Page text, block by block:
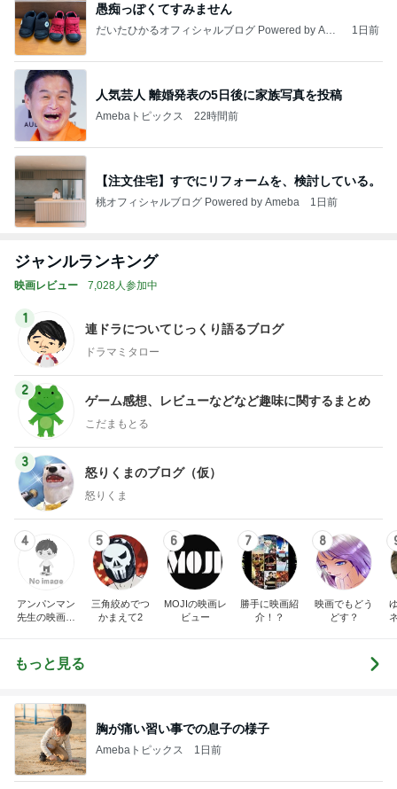
愚痴っぽくてすみません
だいたひかるオフィシャルブログ Powered by Ame
1日前
人気芸人 離婚発表の5日後に家族写真を投稿
Amebaトピックス 22時間前
【注文住宅】すでにリフォームを、検討している。
桃オフィシャルブログ Powered by Ameba 1日前
ジャンルランキング
映画レビュー 7,028人参加中
1
連ドラについてじっくり語るブログ
ドラマミタロー
2
ゲーム感想、レビューなどなど趣味に関するまとめ
こだまもとる
3
怒りくまのブログ（仮）
怒りくま
4
アンパンマン
先生の映画講
5
三角絞めでつ
かまえて2
6
MOJIの映画レ
ビュー
7
勝手に映画紹
介！？
8
映画でもどう
どす？
もっと見る
胸が痛い習い事での息子の様子
Amebaトピックス 1日前